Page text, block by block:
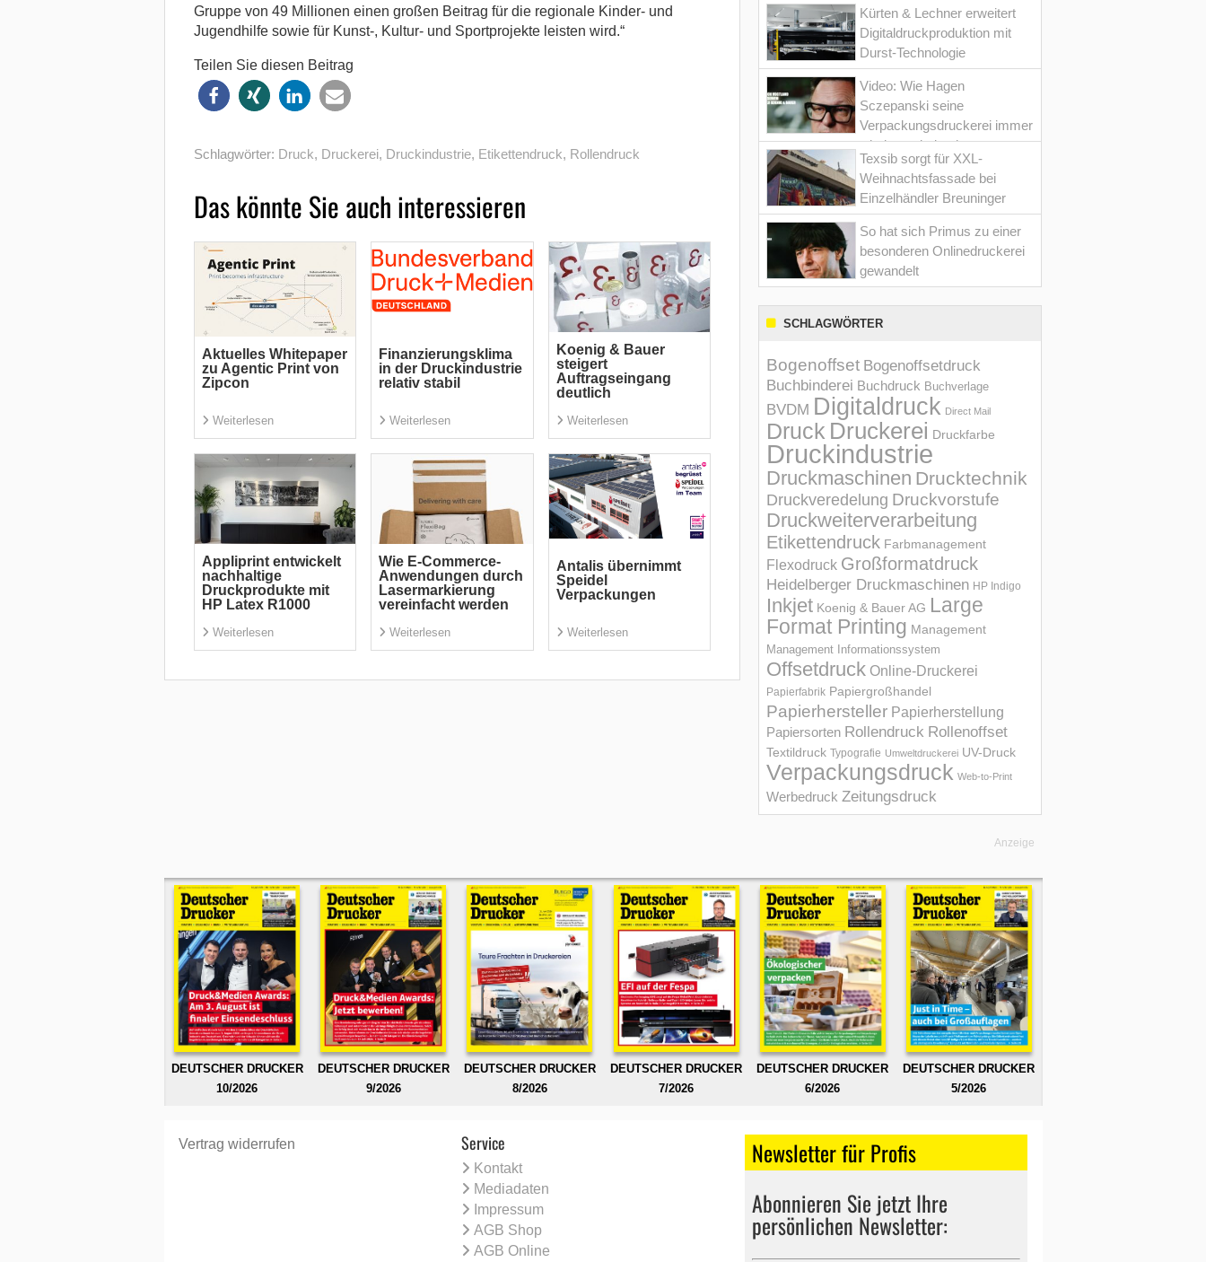
Gruppe von 49 Millionen einen großen Beitrag für die regionale Kinder- und
Jugendhilfe sowie für Kunst-, Kultur- und Sportprojekte leisten wird.“
Teilen Sie diesen Beitrag
Schlagwörter: Druck, Druckerei, Druckindustrie, Etikettendruck, Rollendruck
Das könnte Sie auch interessieren
Aktuelles Whitepaper
zu Agentic Print von
Zipcon
Weiterlesen
Finanzierungsklima
in der Druckindustrie
relativ stabil
Weiterlesen
Koenig & Bauer
steigert
Auftragseingang
deutlich
Weiterlesen
Appliprint entwickelt
nachhaltige
Druckprodukte mit
HP Latex R1000
Weiterlesen
Wie E-Commerce-
Anwendungen durch
Lasermarkierung
vereinfacht werden
Weiterlesen
Antalis übernimmt
Speidel
Verpackungen
Weiterlesen
Kürten & Lechner erweitert
Digitaldruckproduktion mit
Durst-Technologie
Video: Wie Hagen
Sczepanski seine
Verpackungsdruckerei immer
wieder optimiert hat
Texsib sorgt für XXL-
Weihnachtsfassade bei
Einzelhändler Breuninger
So hat sich Primus zu einer
besonderen Onlinedruckerei
gewandelt
SCHLAGWÖRTER
Bogenoffset Bogenoffsetdruck
Buchbinderei Buchdruck Buchverlage
BVDM Digitaldruck Direct Mail
Druck Druckerei Druckfarbe
Druckindustrie
Druckmaschinen Drucktechnik
Druckveredelung Druckvorstufe
Druckweiterverarbeitung
Etikettendruck Farbmanagement
Flexodruck Großformatdruck
Heidelberger Druckmaschinen HP Indigo
Inkjet Koenig & Bauer AG Large
Format Printing Management
Management Informations­system
Offsetdruck Online-Druckerei
Papierfabrik Papiergroßhandel
Papierhersteller Papierherstellung
Papiersorten Rollendruck Rollenoffset
Textildruck Typografie Umweltdruckerei UV-Druck
Verpackungsdruck Web-to-Print
Werbedruck Zeitungsdruck
Anzeige
DEUTSCHER DRUCKER
10/2026
DEUTSCHER DRUCKER
9/2026
DEUTSCHER DRUCKER
8/2026
DEUTSCHER DRUCKER
7/2026
DEUTSCHER DRUCKER
6/2026
DEUTSCHER DRUCKER
5/2026
Vertrag widerrufen Service
Kontakt
Mediadaten
Impressum
AGB Shop
AGB Online
Newsletter für Profis
Abonnieren Sie jetzt Ihre
persönlichen Newsletter: